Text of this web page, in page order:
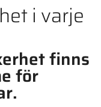
i varje
finns
för